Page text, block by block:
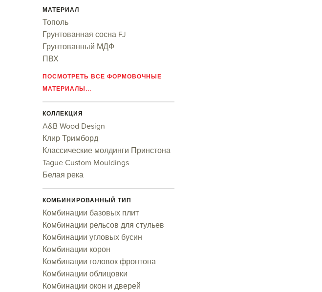
МАТЕРИАЛ
Тополь
Грунтованная сосна FJ
Грунтованный МДФ
ПВХ
ПОСМОТРЕТЬ ВСЕ ФОРМОВОЧНЫЕ
МАТЕРИАЛЫ...
КОЛЛЕКЦИЯ
A&B Wood Design
Клир Тримборд
Классические молдинги Принстона
Tague Custom Mouldings
Белая река
КОМБИНИРОВАННЫЙ ТИП
Комбинации базовых плит
Комбинации рельсов для стульев
Комбинации угловых бусин
Комбинации корон
Комбинации головок фронтона
Комбинации облицовки
Комбинации окон и дверей